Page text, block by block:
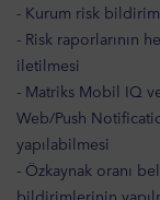
- Kurum risk
- Risk raporlarının
iletilmesi
- Matriks Mobil IQ
Web/Push
yapılabilmesi
- Özkaynak oranı